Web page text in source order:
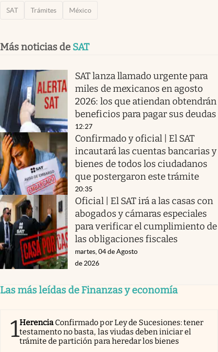
SAT Trámites México
Más noticias de SAT
SAT lanza llamado urgente para
miles de mexicanos en agosto
2026: los que atiendan obtendrán
beneficios para pagar sus deudas
12:27
Confirmado y oficial | El SAT
incautará las cuentas bancarias y
bienes de todos los ciudadanos
que postergaron este trámite
20:35
Oficial | El SAT irá a las casas con
abogados y cámaras especiales
para verificar el cumplimiento de
las obligaciones fiscales
martes, 04 de Agosto
de 2026
Las más leídas de Finanzas y economía
1Herencia Confirmado por Ley de Sucesiones: tener
testamento no basta, las viudas deben iniciar el
trámite de partición para heredar los bienes